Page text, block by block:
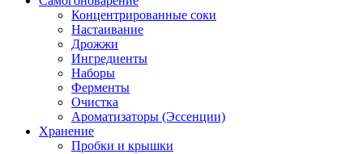
Концентрированные соки
Настаивание
Дрожжи
Ингредиенты
Наборы
Ферменты
Очистка
Ароматизаторы (Эссенции)
Хранение
Пробки и крышки